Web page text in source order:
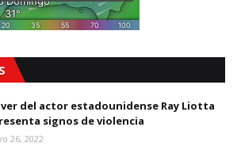
del actor estadounidense Ray Liotta
signos de violencia
26, 2022